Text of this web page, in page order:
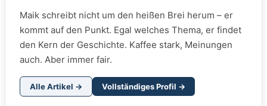
Maik schreibt nicht um den heißen Brei herum – er
kommt auf den Punkt. Egal welches Thema, er findet
den Kern der Geschichte. Kaffee stark, Meinungen
auch. Aber immer fair.
Alle Artikel → Vollständiges Profil →